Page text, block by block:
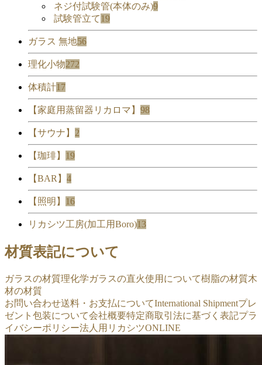
ネジ付試験管(本体のみ)9
試験管立て 19
ガラス 無地56
理化小物272
体積計17
【家庭用蒸留器リカロマ】 98
【サウナ】 2
【珈琲】 19
【BAR】 4
【照明】 16
リカシツ工房(加工用Boro)13
材質表記について
ガラスの材質理化学ガラスの直火使用について樹脂の材質木
材の材質
お問い合わせ送料・お支払についてInternational Shipmentプレ
ゼント包装について会社概要特定商取引法に基づく表記プラ
イバシーポリシー法人用リカシツONLINE